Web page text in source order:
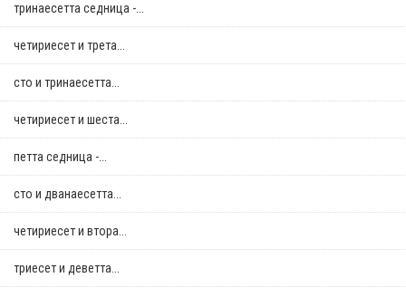
тринаесетта седница -...
четириесет и трета...
сто и тринаесетта...
четириесет и шеста...
петта седница -...
сто и дванаесетта...
четириесет и втора...
триесет и деветта...